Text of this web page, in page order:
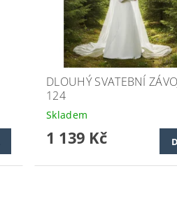
DLOUHÝ SVATEBNÍ
124
Skladem
1 139 Kč